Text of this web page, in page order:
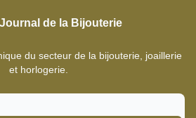
de la Bijouterie
du secteur de la bijouterie, joaillerie
et horlogerie.